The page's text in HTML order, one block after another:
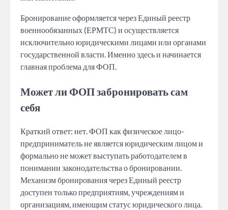
Бронирование оформляется через Единый реестр
военнообязанных (ЕРМТС) и осуществляется
исключительно юридическими лицами или органами
государственной власти. Именно здесь и начинается
главная проблема для ФОП.
Может ли ФОП забронировать сам
себя
Краткий ответ: нет. ФОП как физическое лицо-
предприниматель не является юридическим лицом и
формально не может выступать работодателем в
понимании законодательства о бронировании.
Механизм бронирования через Единый реестр
доступен только предприятиям, учреждениям и
организациям, имеющим статус юридического лица.